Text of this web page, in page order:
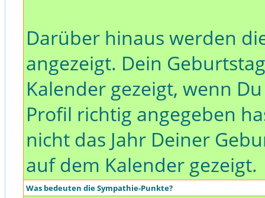
Darüber hinaus werden
angezeigt. Dein
Kalender gezeigt, wenn
Profil richtig angegeben
nicht das Jahr Deiner
auf dem Kalender gezeigt.
Was bedeuten die Sympathie-Punkte?